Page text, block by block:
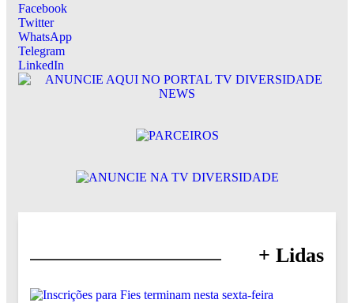
Facebook
Twitter
WhatsApp
Telegram
LinkedIn
+ Lidas